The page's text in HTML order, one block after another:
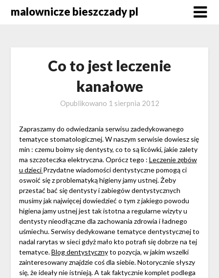
malownicze bieszczady pl
Co to jest leczenie
kanałowe
Opublikowano 1 sierpnia 2012
Zapraszamy do odwiedzania serwisu zadedykowanego
tematyce stomatologicznej. W naszym serwisie dowiesz się
min : czemu boimy się dentysty, co to są licówki, jakie zalety
ma szczoteczka elektryczna. Oprócz tego : Leczenie zębów
u dzieci Przydatne wiadomości dentystyczne pomogą ci
oswoić się z problematyką higieny jamy ustnej. Żeby
przestać bać się dentysty i zabiegów dentystycznych
musimy jak najwięcej dowiedzieć o tym z jakiego powodu
higiena jamy ustnej jest tak istotna a regularne wizyty u
dentysty nieodłączne dla zachowania zdrowia i ładnego
uśmiechu. Serwisy dedykowane tematyce dentystycznej to
nadal rarytas w sieci gdyż mało kto potrafi się dobrze na tej
tematyce.Blog dentystycznyto pozycja, w jakim wszelki
zainteresowany znajdzie coś dla siebie. Notorycznie słyszy
się, że ideały nie istnieją. A tak faktycznie komplet podlega